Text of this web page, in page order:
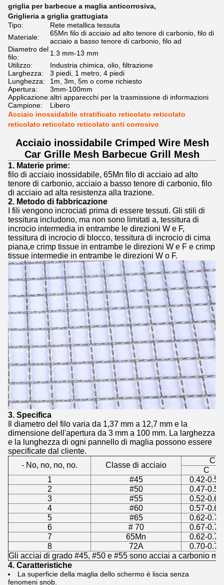
griglia per barbecue a maglia anticorrosiva,
Griglieria a griglia grattugiata
Tipo:
Rete metallica tessuta
Materiale:
65Mn filo di acciaio ad alto tenore di carbonio, filo di
acciaio a basso tenore di carbonio, filo ad
Diametro del
filo:
1.3 mm-13 mm
Utilizzo:
Industria chimica, olio, filtrazione
Larghezza:
3 piedi, 1 metro, 4 piedi
Lunghezza:
1m, 3m, 5m o come richiesto
Apertura:
3mm-100mm
Applicazione:altri apparecchi per la trasmissione di informazioni
Campione:
Libero
Acciaio inossidabile stratificato reticolato reticolato
reticolato reticolato reticolato anti corrosivo
Acciaio inossidabile Crimped Wire Mesh
Car Grille Mesh Barbecue Grill Mesh
1. Materie prime:
filo di acciaio inossidabile, 65Mn filo di acciaio ad alto
tenore di carbonio, acciaio a basso tenore di carbonio, filo
di acciaio ad alta resistenza alla trazione.
2. Metodo di fabbricazione
I fili vengono incrociati prima di essere tessuti. Gli stili di
tessitura includono, ma non sono limitati a, tessitura di
incrocio intermedia in entrambe le direzioni W e F,
tessitura di incrocio di blocco, tessitura di incrocio di cima
piana,e crimp tissue in entrambe le direzioni W e F e crimp
tissue intermedie in entrambe le direzioni W o F.
3. Specifica
Il diametro del filo varia da 1,37 mm a 12,7 mm e la
dimensione dell'apertura da 3 mm a 100 mm. La larghezza
e la lunghezza di ogni pannello di maglia possono essere
specificate dal cliente.
- No, no, no, no.
Classe di acciaio
C
1
#45
0.42-0.50
2
#50
0.47-0.55
3
#55
0.52-0.60
4
#60
0.57-0.65
5
#65
0.62-0.70
6
# 70
0.67-0.75
7
65Mn
0.62-0.70
8
72A
0.70-0.75
Gli acciai di grado #45, #50 e #55 sono acciai a carbonio
4. Caratteristiche
La superficie della maglia dello schermo è liscia senza
fenomeni snob.